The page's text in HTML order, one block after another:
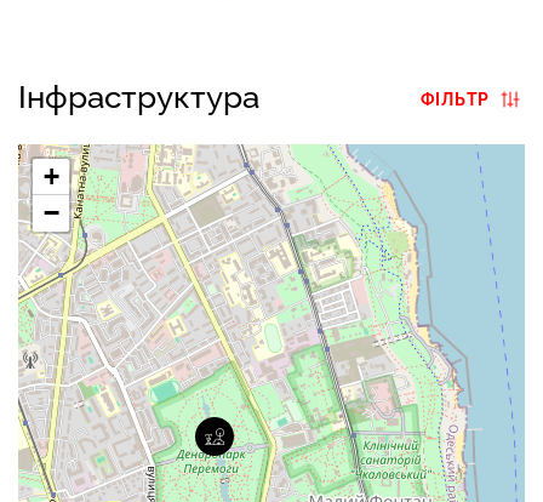
🔸️ уникнути необхідність щодо отримання дозвільних
Інфраструктура ФІЛЬТР
+
−